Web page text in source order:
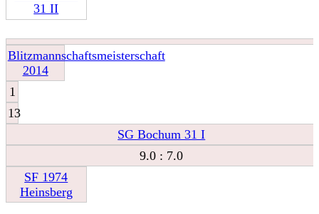
31 II
Blitzmannschaftsmeisterschaft
2014
1
13
SG Bochum 31 I
9.0 : 7.0
SF 1974
Heinsberg